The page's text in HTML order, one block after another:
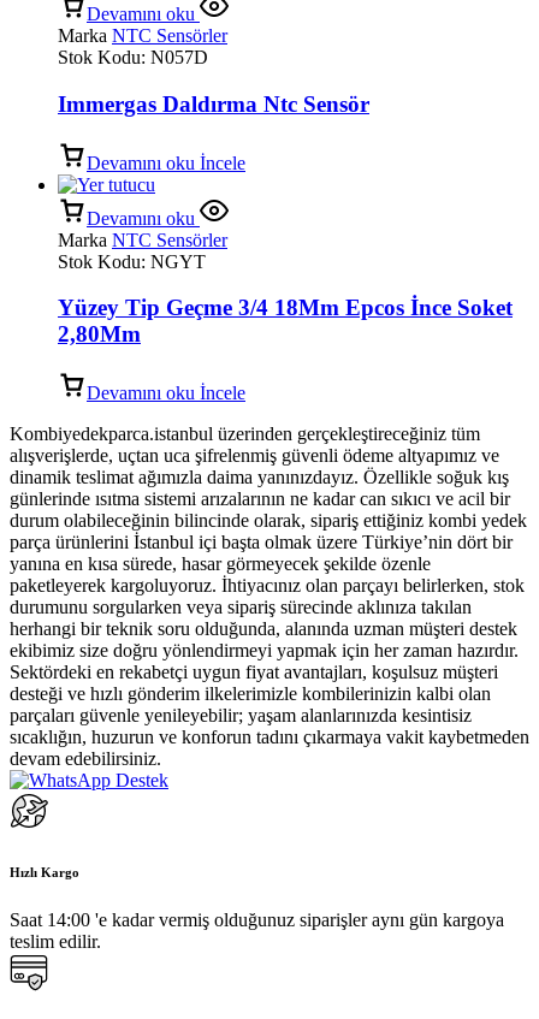
Devamını oku
Marka NTC Sensörler
Stok Kodu: N057D
Immergas Daldırma Ntc Sensör
Devamını oku İncele
Devamını oku
Marka NTC Sensörler
Stok Kodu: NGYT
Yüzey Tip Geçme 3/4 18Mm Epcos İnce Soket
2,80Mm
Devamını oku İncele
Kombiyedekparca.istanbul üzerinden gerçekleştireceğiniz tüm
alışverişlerde, uçtan uca şifrelenmiş güvenli ödeme altyapımız ve
dinamik teslimat ağımızla daima yanınızdayız. Özellikle soğuk kış
günlerinde ısıtma sistemi arızalarının ne kadar can sıkıcı ve acil bir
durum olabileceğinin bilincinde olarak, sipariş ettiğiniz kombi yedek
parça ürünlerini İstanbul içi başta olmak üzere Türkiye’nin dört bir
yanına en kısa sürede, hasar görmeyecek şekilde özenle
paketleyerek kargoluyoruz. İhtiyacınız olan parçayı belirlerken, stok
durumunu sorgularken veya sipariş sürecinde aklınıza takılan
herhangi bir teknik soru olduğunda, alanında uzman müşteri destek
ekibimiz size doğru yönlendirmeyi yapmak için her zaman hazırdır.
Sektördeki en rekabetçi uygun fiyat avantajları, koşulsuz müşteri
desteği ve hızlı gönderim ilkelerimizle kombilerinizin kalbi olan
parçaları güvenle yenileyebilir; yaşam alanlarınızda kesintisiz
sıcaklığın, huzurun ve konforun tadını çıkarmaya vakit kaybetmeden
devam edebilirsiniz.
Hızlı Kargo
Saat 14:00 'e kadar vermiş olduğunuz siparişler aynı gün kargoya
teslim edilir.